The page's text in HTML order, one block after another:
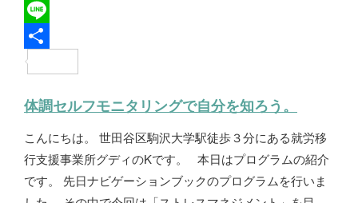
a
c
e
o
o
k
T
w
i
t
e
r
L
i
e
体調セルフモニタリングで自分を知ろう。
こんにちは。 世田谷区駒沢大学駅徒歩３分にある就労移
行支援事業所グディのKです。 本日はプログラムの紹介
です。 先日ナビゲーションブックのプログラムを行いま